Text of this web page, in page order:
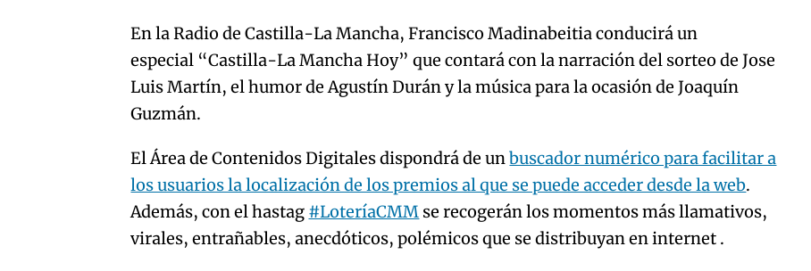
En la Radio de Castilla-La Mancha, Francisco Madinabeitia conducirá un
especial “Castilla-La Mancha Hoy” que contará con la narración del sorteo de Jose
Luis Martín, el humor de Agustín Durán y la música para la ocasión de Joaquín
Guzmán.
El Área de Contenidos Digitales dispondrá de unbuscador numérico para facilitar a
los usuarios la localización de los premios al que se puede acceder desde la web.
Además, con el hastag #LoteríaCMM se recogerán los momentos más llamativos,
virales, entrañables, anecdóticos, polémicos que se distribuyan en internet .